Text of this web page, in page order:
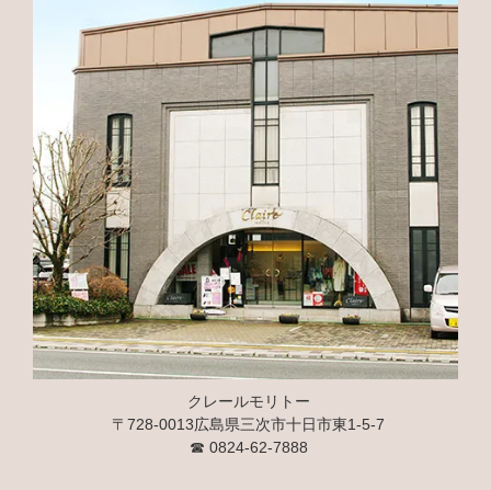
クレールモリトー
〒728-0013広島県三次市十日市東1-5-7
☎ 0824-62-7888